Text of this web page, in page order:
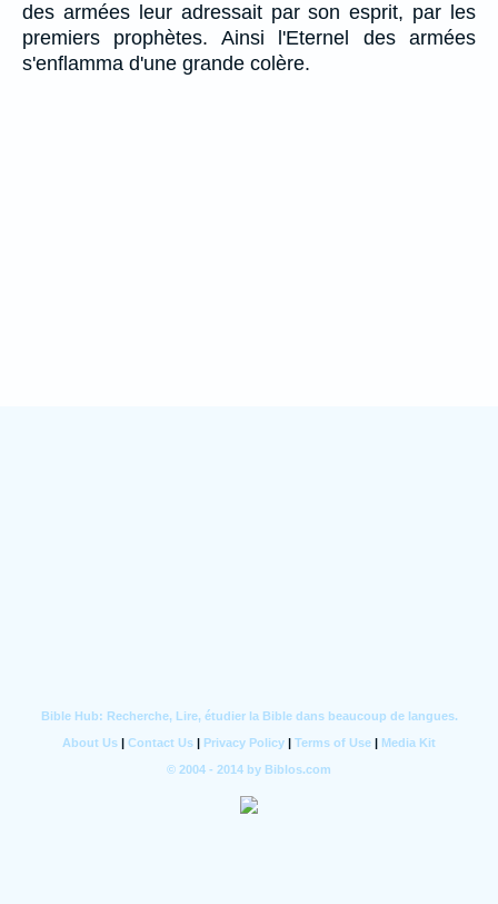
des armées leur adressait par son esprit, par les
premiers prophètes. Ainsi l'Eternel des armées
s'enflamma d'une grande colère.